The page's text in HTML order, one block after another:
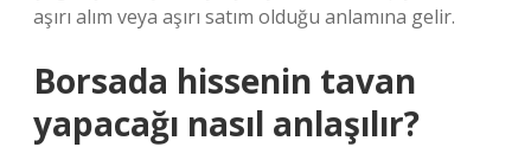
aşırı alım veya aşırı satım olduğu anlamına gelir.
Borsada hissenin tavan
yapacağı nasıl anlaşılır?